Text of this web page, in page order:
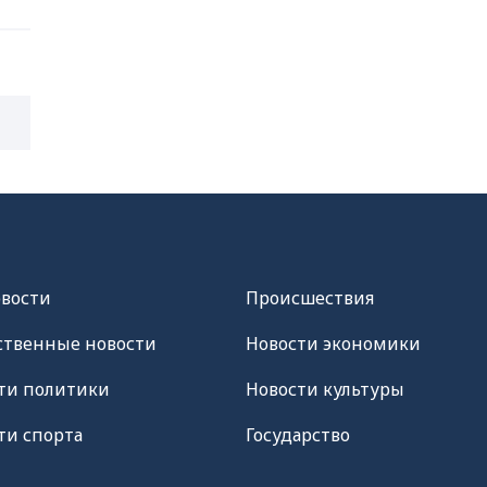
новости
политики
спорта
Происшествия
Новости экономики
Новости культуры
Государство